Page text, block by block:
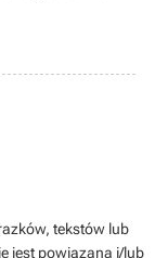
tekstów lub
jest powiązana i/lub